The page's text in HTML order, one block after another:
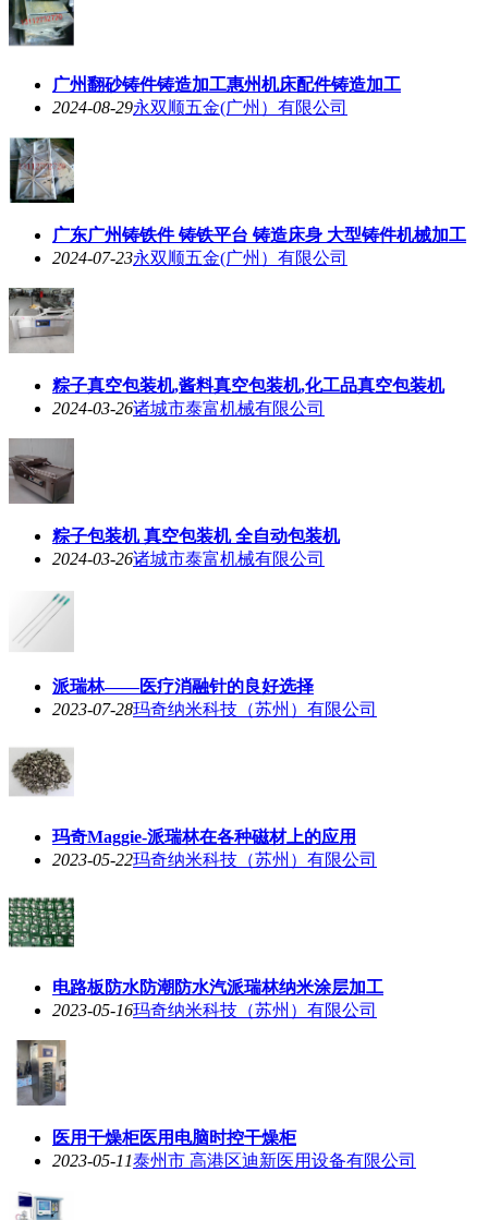
广州翻砂铸件铸造加工惠州机床配件铸造加工
2024-08-29永双顺五金(广州）有限公司
广东广州铸铁件 铸铁平台 铸造床身 大型铸件机械加工
2024-07-23永双顺五金(广州）有限公司
粽子真空包装机,酱料真空包装机,化工品真空包装机
2024-03-26诸城市泰富机械有限公司
粽子包装机 真空包装机 全自动包装机
2024-03-26诸城市泰富机械有限公司
派瑞林——医疗消融针的良好选择
2023-07-28玛奇纳米科技（苏州）有限公司
玛奇Maggie-派瑞林在各种磁材上的应用
2023-05-22玛奇纳米科技（苏州）有限公司
电路板防水防潮防水汽派瑞林纳米涂层加工
2023-05-16玛奇纳米科技（苏州）有限公司
医用干燥柜医用电脑时控干燥柜
2023-05-11泰州市 高港区迪新医用设备有限公司